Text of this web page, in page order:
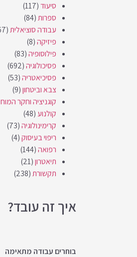
סיעוד(117)
ספרות(84)
עבודה סוציאלית(167)
פיזיקה(8)
פילוסופיה(83)
פסיכולוגיה(692)
פסיכיאטריה(53)
צבא וביטחון(9)
קוגניציה וחקר המוח
קולנוע (48)
קרימינולוגיה(73)
ריפוי בעיסוק(4)
רפואה(144)
תיאטרון(21)
תקשורת(238)
איך זה עובד?
בוחרים עבודה מתאימה